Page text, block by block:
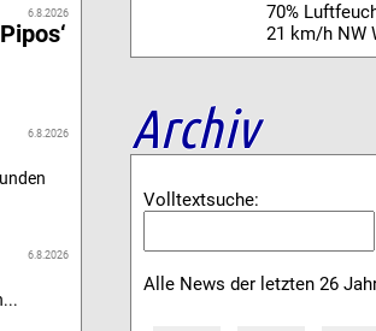
6.8.2026
6.8.2026
6.8.2026
70%
21 km/h NW
Archiv
Volltextsuche:
Alle News der letzten 26